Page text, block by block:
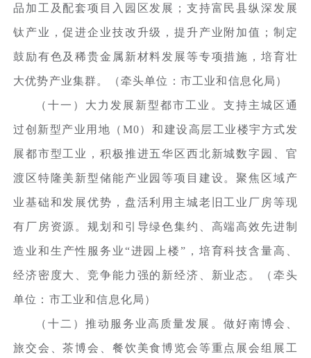
品加工及配套项目入园区发展；支持富民县纵深发展
钛产业，促进企业技改升级，提升产业附加值；制定
鼓励有色及稀贵金属新材料发展等专项措施，培育壮
大优势产业集群。（牵头单位：市工业和信息化局）
（十一）大力发展新型都市工业。支持主城区通
过创新型产业用地（M0）和建设高层工业楼宇方式发
展都市型工业，积极推进五华区西北新城数字园、官
渡区特隆美新型储能产业园等项目建设。聚焦区域产
业基础和发展优势，盘活利用主城老旧工业厂房等现
有厂房资源。规划和引导绿色集约、高端高效先进制
造业和生产性服务业“进园上楼”，培育科技含量高、
经济密度大、竞争能力强的新经济、新业态。（牵头
单位：市工业和信息化局）
（十二）推动服务业高质量发展。做好南博会、
旅交会、茶博会、餐饮美食博览会等重点展会组展工